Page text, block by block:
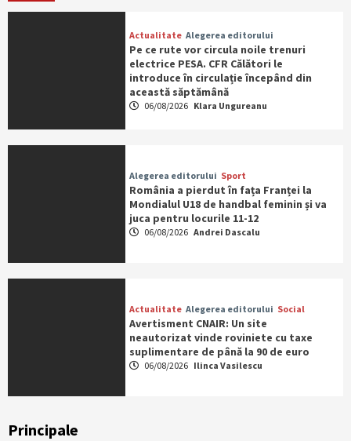
Actualitate Alegerea editorului
Pe ce rute vor circula noile trenuri
electrice PESA. CFR Călători le
introduce în circulație începând din
această săptămână
06/08/2026 Klara Ungureanu
Alegerea editorului Sport
România a pierdut în fața Franței la
Mondialul U18 de handbal feminin și va
juca pentru locurile 11-12
06/08/2026 Andrei Dascalu
Actualitate Alegerea editorului Social
Avertisment CNAIR: Un site
neautorizat vinde roviniete cu taxe
suplimentare de până la 90 de euro
06/08/2026 Ilinca Vasilescu
Principale